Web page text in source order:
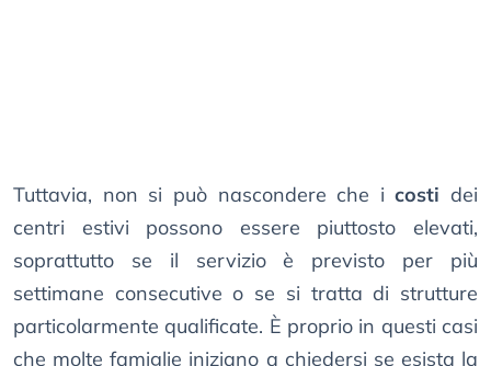
Tuttavia, non si può nascondere che icosti dei
centri estivi possono essere piuttosto elevati,
soprattutto se il servizio è previsto per più
settimane consecutive o se si tratta di strutture
particolarmente qualificate. È proprio in questi casi
che molte famiglie iniziano a chiedersi se esista la